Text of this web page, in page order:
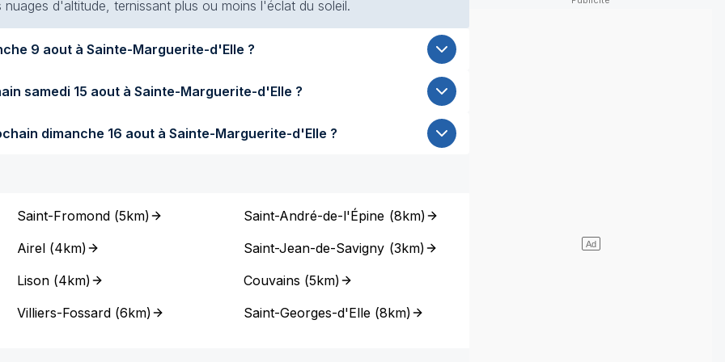
d'altitude, ternissant plus ou moins l'éclat du soleil.
Quel temps fera-t-il demain dimanche 9 aout à Sainte-Marguerite-d'Elle ?
Quel temps fera-t-il samedi prochain samedi 15 aout à Sainte-Marguerite-d'Elle ?
Quel temps fera-t-il dimanche prochain dimanche 16 aout à Sainte-Marguerite-d'Elle ?
Saint-Fromond (5km)
Airel (4km)
Lison (4km)
Villiers-Fossard (6km)
Saint-André-de-l'Épine (8km)
Saint-Jean-de-Savigny (3km)
Couvains (5km)
Saint-Georges-d'Elle(8km)